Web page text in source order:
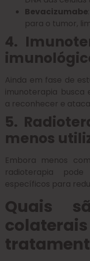
Bevacizumabe
para o tumor,
4.
Ainda em fase de
imunoterapia busca
a reconhecer e
5.
menos
Embora menos
radioterapia
específicos para
Quais